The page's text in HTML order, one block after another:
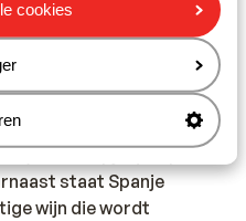
cookies
de politie, ambulance
(kleine hapjes) en paella
staat Spanje
wijn die wordt